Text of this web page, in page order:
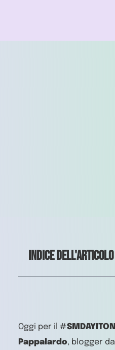
Indice dell'articolo
Oggi per il #
Pappalardo, blogger